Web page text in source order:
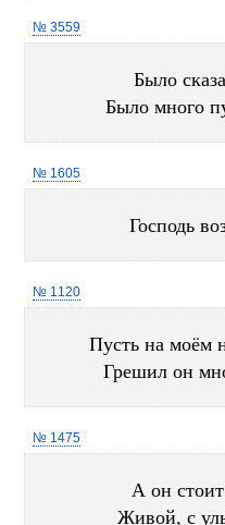
№ 3559
Было
Было много
№ 1605
Господь
№ 1120
Пусть на моём
Грешил он
№ 1475
А он
Живой, с